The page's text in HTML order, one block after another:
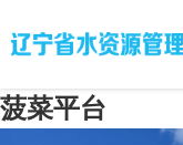
菠菜平台